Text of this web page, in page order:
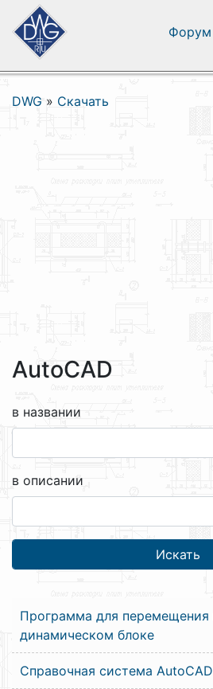
Форум
DWG » Скачать
AutoCAD
в названии
в описании
Программа для перемещения
динамическом блоке
Справочная система